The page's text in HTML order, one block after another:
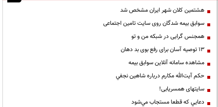
هشتمین کلان شهر ایران مشخص شد
سوابق بیمه شدگان روی سایت تامین اجتماعی
همجنس گرایی در شبکه من و تو
13 توصیه آسان برای رفع بوی بد دهان
مشاهده سامانه آنلاين سوابق بیمه
حكم آيت‌الله مكارم درباره شاهين نجفي
سایتهای همسریابی!
دعايي كه قطعا مستجاب مي‌شود